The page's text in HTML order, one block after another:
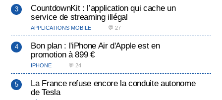
CountdownKit : l’application qui cache un
service de streaming illégal
APPLICATIONS MOBILE 💬 27
Bon plan : l'iPhone Air d'Apple est en
promotion à 899 €
IPHONE 💬 24
La France refuse encore la conduite autonome
de Tesla